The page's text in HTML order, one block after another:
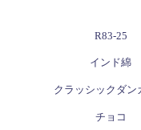
R83-25
インド綿
クラッシックダン
チョコ